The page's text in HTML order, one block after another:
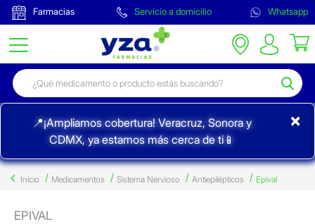
Farmacias Servicio a domicilio Whatsapp
📍¡Ampliamos cobertura! Veracruz, Sonora y
CDMX, ya estamos más cerca de ti📱
×
Inicio Medicamentos Sistema Nervioso Antiepilépticos Epival
EPIVAL